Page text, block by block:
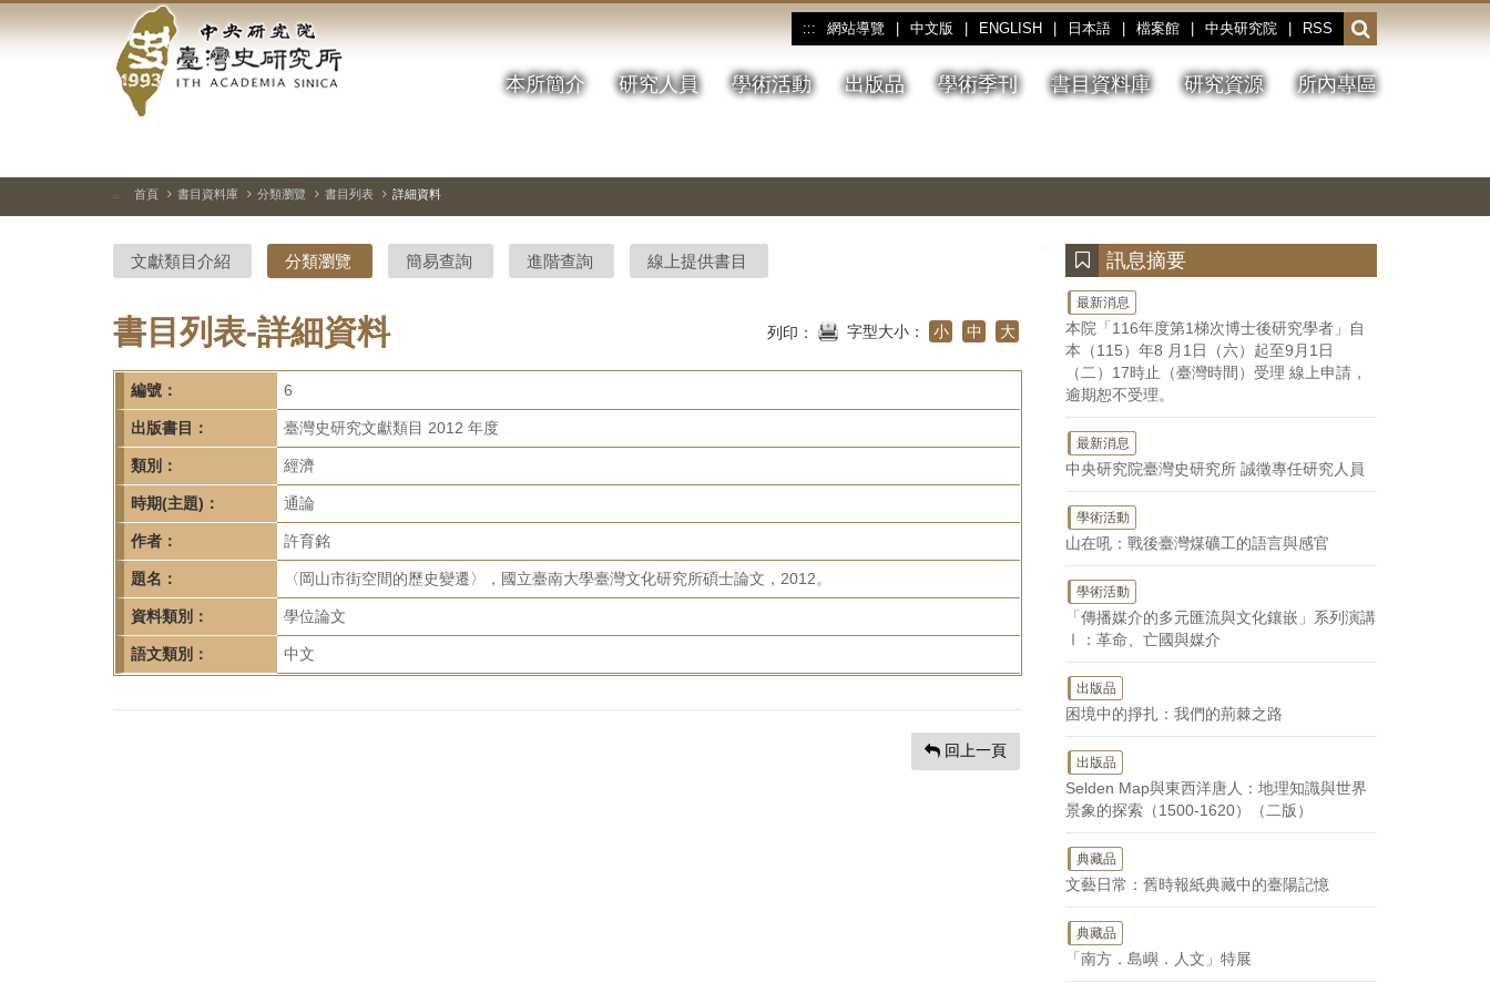
到
中
央
研
院-
臺
灣
史
研
究
所-
首
頁
::: 網站導覽 中文版 ENGLISH 日本語 檔案館 中央研究院 RSS
開
啟
或
收
本所簡介 研究人員 學術活動 出版品 學術季刊 書目資料庫 研究資源 所內專區
停、
圖
圖
結
::: 首頁 書目資料庫 分類瀏覽 書目列表 詳細資料
文獻類目介紹 分類瀏覽 簡易查詢 進階查詢 線上提供書目
書目列表-詳細資料 列印： 字型大小： 小 中 大
編號： 6
出版書目： 臺灣史研究文獻類目 2012 年度
類別： 經濟
時期(主題)： 通論
作者： 許育銘
題名： 〈岡山市街空間的歷史變遷〉，國立臺南大學臺灣文化研究所碩士論文，2012。
資料類別： 學位論文
語文類別： 中文
回上一頁
訊息摘要
最新消息
本院「116年度第1梯次博士後研究學者」自
本（115）年8 月1日（六）起至9月1日
（二）17時止（臺灣時間）受理 線上申請，
逾期恕不受理。
最新消息
中央研究院臺灣史研究所 誠徵專任研究人員
學術活動
山在吼：戰後臺灣煤礦工的語言與感官
學術活動
「傳播媒介的多元匯流與文化鑲嵌」系列演講
Ⅰ：革命、亡國與媒介
出版品
困境中的掙扎：我們的荊棘之路
出版品
Selden Map與東西洋唐人：地理知識與世界
景象的探索（1500-1620）（二版）
典藏品
文藝日常：舊時報紙典藏中的臺陽記憶
典藏品
「南方．島嶼．人文」特展